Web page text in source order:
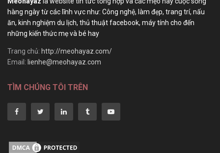
hàng ngày từ các lĩnh vực như: Công nghệ, làm đẹp, trang trí, nấu
ăn, kinh nghiệm du lịch, thủ thuật facebook, máy tính cho đến
những kiến thức mẹ và bé hay
Trang chủ: http://meohayaz.com/
Email: lienhe@meohayaz.com
TÌM CHÚNG TÔI TRÊN